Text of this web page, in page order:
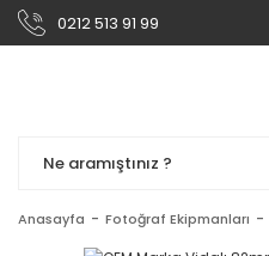
0212 513 91 99
Anasayfa Fotoğraf Ekipmanları